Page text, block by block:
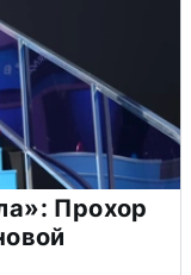
Прохор